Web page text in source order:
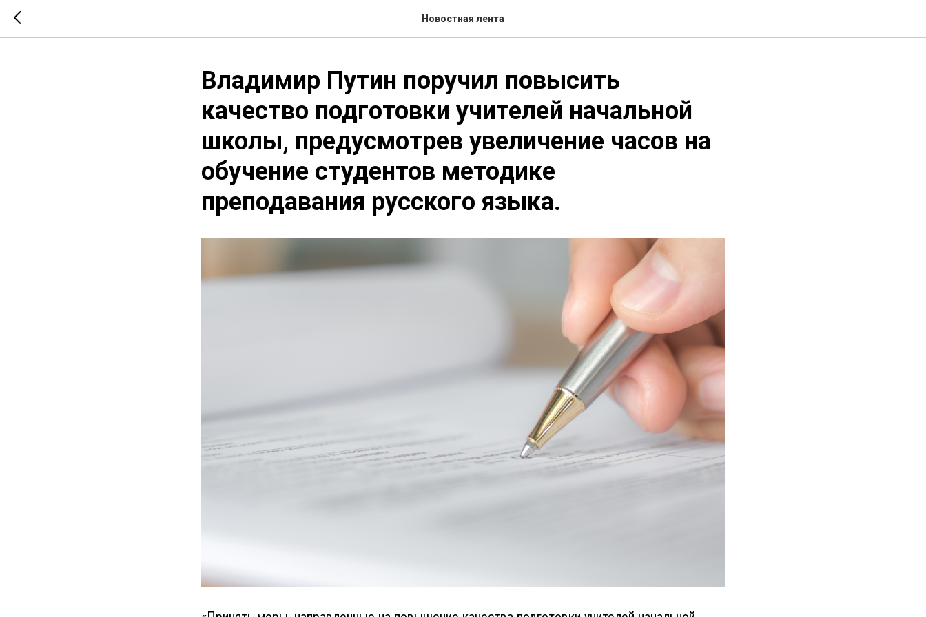
Новостная лента
Владимир Путин поручил повысить
качество подготовки учителей начальной
школы, предусмотрев увеличение часов на
обучение студентов методике
преподавания русского языка.